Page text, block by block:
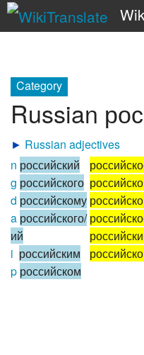
Category
Russian
► Russian adjectives
n российский
g российского
d российскому
a российского/
ий
i российским
p российском